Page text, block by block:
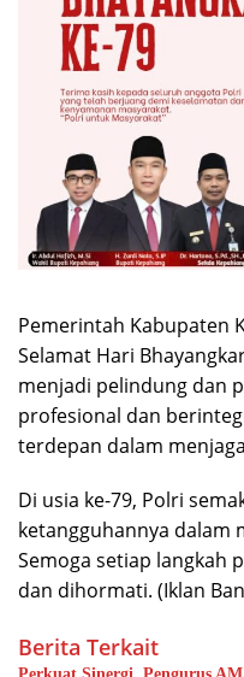
Pemerintah Kabupaten
Selamat Hari
menjadi pelindung dan
profesional dan
terdepan dalam
Di usia ke-79, Polri
ketangguhannya dalam
Semoga setiap langkah
dan dihormati. (Iklan
Berita Terkait